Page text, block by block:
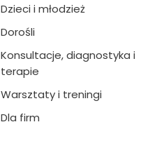
Dzieci i młodzież
Dorośli
Konsultacje, diagnostyka i
terapie
Warsztaty i treningi
Dla firm